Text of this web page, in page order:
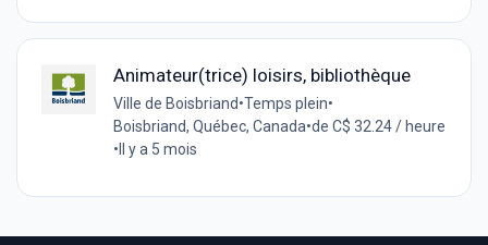
Animateur(trice) loisirs, bibliothèque
Ville de Boisbriand•Temps plein•
Boisbriand, Québec, Canada•de C$ 32.24 / heure
• Il y a 5 mois